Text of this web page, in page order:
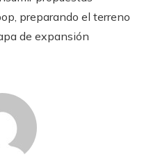
preparando el terreno
de expansión